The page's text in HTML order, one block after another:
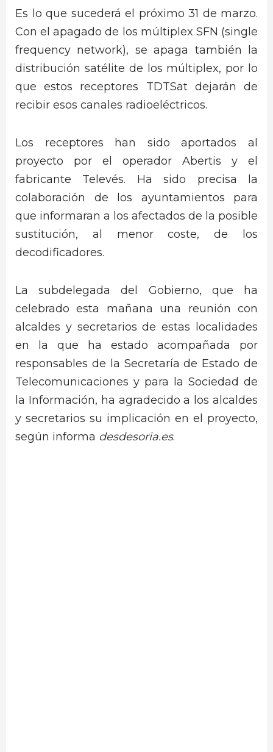
Es lo que sucederá el próximo 31 de marzo.
Con el apagado de los múltiplex SFN (single
frequency network), se apaga también la
distribución satélite de los múltiplex, por lo
que estos receptores TDTSat dejarán de
recibir esos canales radioeléctricos.
Los receptores han sido aportados al
proyecto por el operador Abertis y el
fabricante Televés. Ha sido precisa la
colaboración de los ayuntamientos para
que informaran a los afectados de la posible
sustitución, al menor coste, de los
decodificadores.
La subdelegada del Gobierno, que ha
celebrado esta mañana una reunión con
alcaldes y secretarios de estas localidades
en la que ha estado acompañada por
responsables de la Secretaría de Estado de
Telecomunicaciones y para la Sociedad de
la Información, ha agradecido a los alcaldes
y secretarios su implicación en el proyecto,
según informa desdesoria.es.